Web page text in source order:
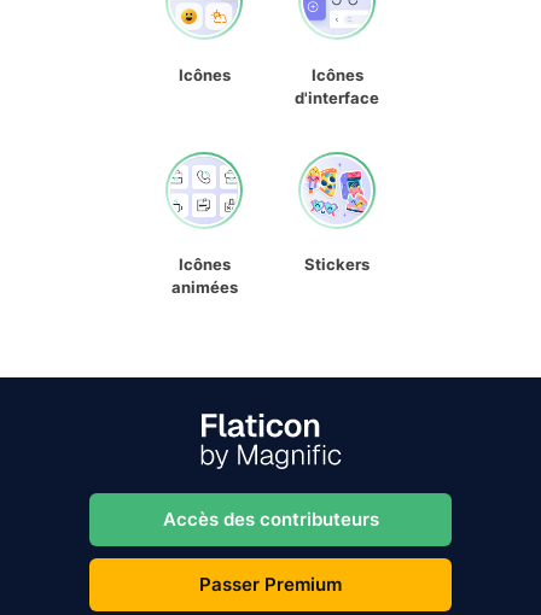
Icônes
Icônes
d'interface
Icônes
animées
Stickers
Accès des contributeurs
Passer Premium